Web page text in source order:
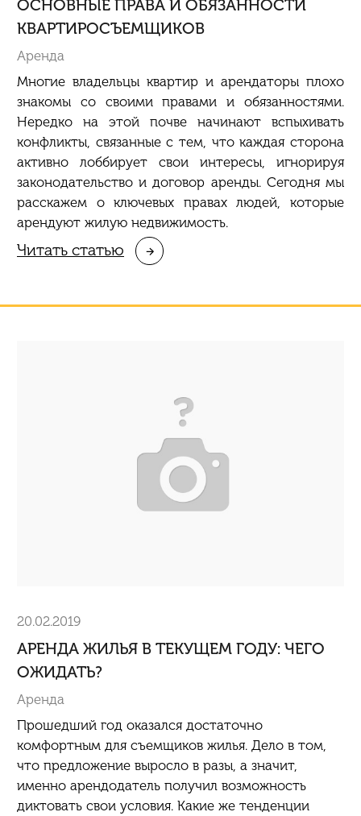
ОСНОВНЫЕ ПРАВА И ОБЯЗАННОСТИ
КВАРТИРОСЪЕМЩИКОВ
Аренда
Многие владельцы квартир и арендаторы плохо
знакомы со своими правами и обязанностями.
Нередко на этой почве начинают вспыхивать
конфликты, связанные с тем, что каждая сторона
активно лоббирует свои интересы, игнорируя
законодательство и договор аренды. Сегодня мы
расскажем о ключевых правах людей, которые
арендуют жилую недвижимость.
Читать статью
20.02.2019
АРЕНДА ЖИЛЬЯ В ТЕКУЩЕМ ГОДУ: ЧЕГО
ОЖИДАТЬ?
Аренда
Прошедший год оказался достаточно
комфортным для съемщиков жилья. Дело в том,
что предложение выросло в разы, а значит,
именно арендодатель получил возможность
диктовать свои условия. Какие же тенденции